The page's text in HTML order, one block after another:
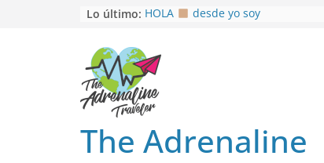
Lo último: HOLA
desde yo soy
EL SENDERO DEL CACAO: Excelente
opción
HOSPEDAJE AL NATURALSHH !!
En
MULITO!
The Adrenaline